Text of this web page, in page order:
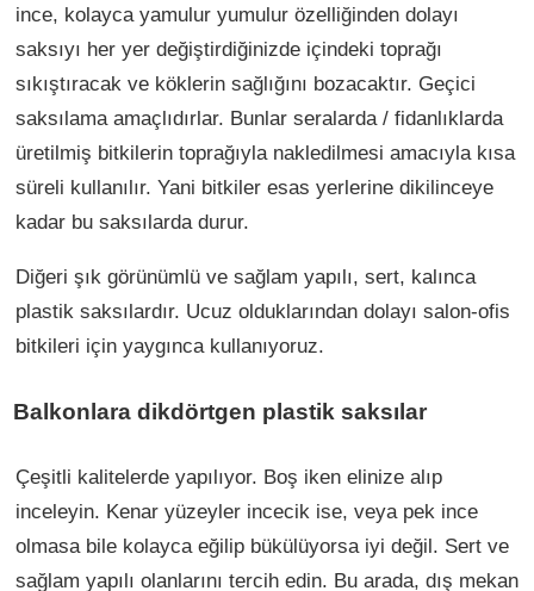
ince, kolayca yamulur yumulur özelliğinden dolayı
saksıyı her yer değiştirdiğinizde içindeki toprağı
sıkıştıracak ve köklerin sağlığını bozacaktır. Geçici
saksılama amaçlıdırlar. Bunlar seralarda / fidanlıklarda
üretilmiş bitkilerin toprağıyla nakledilmesi amacıyla kısa
süreli kullanılır. Yani bitkiler esas yerlerine dikilinceye
kadar bu saksılarda durur.
Diğeri şık görünümlü ve sağlam yapılı, sert, kalınca
plastik saksılardır. Ucuz olduklarından dolayı salon-ofis
bitkileri için yaygınca kullanıyoruz.
Balkonlara dikdörtgen plastik saksılar
Çeşitli kalitelerde yapılıyor. Boş iken elinize alıp
inceleyin. Kenar yüzeyler incecik ise, veya pek ince
olmasa bile kolayca eğilip bükülüyorsa iyi değil. Sert ve
sağlam yapılı olanlarını tercih edin. Bu arada, dış mekan